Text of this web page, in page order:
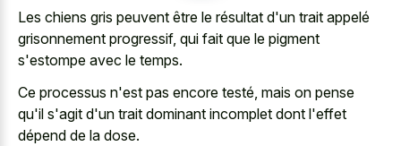
Les chiens gris peuvent être le résultat d'un trait appelé
grisonnement progressif, qui fait que le pigment
s'estompe avec le temps.
Ce processus n'est pas encore testé, mais on pense
qu'il s'agit d'un trait dominant incomplet dont l'effet
dépend de la dose.